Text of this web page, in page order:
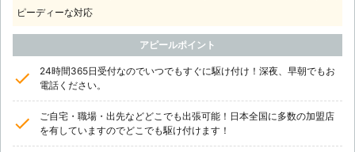
ピーディーな対応
アピールポイント
24時間365日受付なのでいつでもすぐに駆け付け！深夜、早朝でもお
電話ください。
ご自宅・職場・出先などどこでも出張可能！日本全国に多数の加盟店
を有していますのでどこでも駆け付けます！